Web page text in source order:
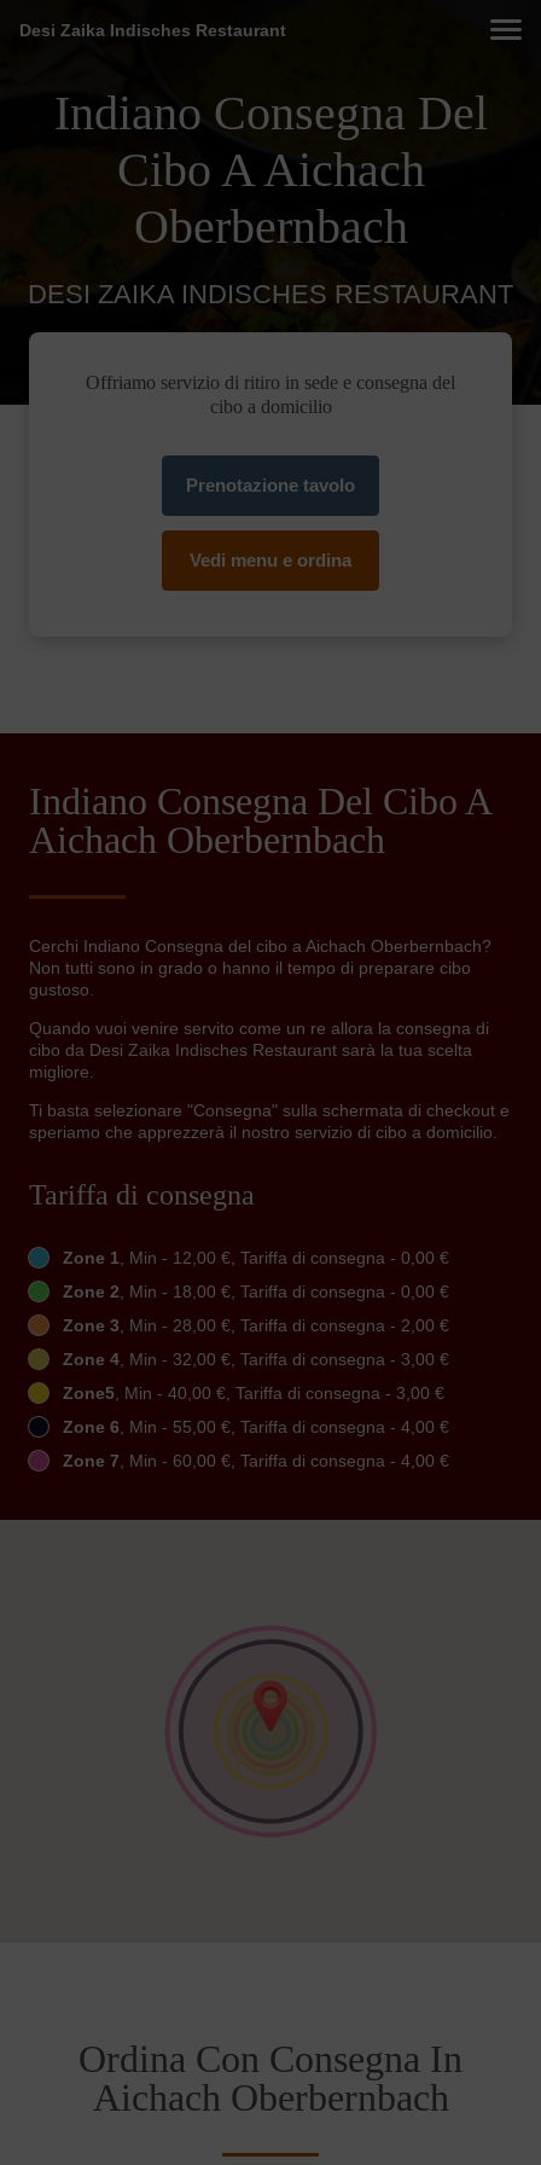
Desi Zaika Indisches Restaurant
Indiano Consegna Del
Cibo A Aichach
Oberbernbach
DESI ZAIKA INDISCHES RESTAURANT
Offriamo servizio di ritiro in sede e consegna del
cibo a domicilio
Prenotazione tavolo
Vedi menu e ordina
Indiano Consegna Del Cibo A
Aichach Oberbernbach
Cerchi Indiano Consegna del cibo a Aichach Oberbernbach?
Non tutti sono in grado o hanno il tempo di preparare cibo
gustoso.
Quando vuoi venire servito come un re allora la consegna di
cibo da Desi Zaika Indisches Restaurant sarà la tua scelta
migliore.
Ti basta selezionare "Consegna" sulla schermata di checkout e
speriamo che apprezzerà il nostro servizio di cibo a domicilio.
Tariffa di consegna
Zone 1, Min - 12,00 €, Tariffa di consegna - 0,00 €
Zone 2, Min - 18,00 €, Tariffa di consegna - 0,00 €
Zone 3, Min - 28,00 €, Tariffa di consegna - 2,00 €
Zone 4, Min - 32,00 €, Tariffa di consegna - 3,00 €
Zone5, Min - 40,00 €, Tariffa di consegna - 3,00 €
Zone 6, Min - 55,00 €, Tariffa di consegna - 4,00 €
Zone 7, Min - 60,00 €, Tariffa di consegna - 4,00 €
Ordina Con Consegna In
Aichach Oberbernbach